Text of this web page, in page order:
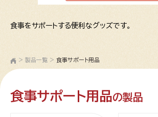
食事をサポートする便利なグッズです。
> 製品一覧 > 食事サポート用品
食事サポート用品の製品